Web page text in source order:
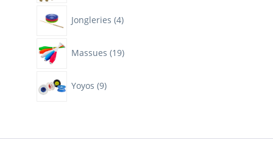
Jongleries 4
produits
Massues 19
produits
Yoyos 9
produits